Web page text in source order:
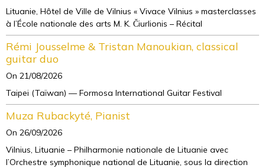
Lituanie, Hôtel de Ville de Vilnius « Vivace Vilnius » masterclasses
à l’École nationale des arts M. K. Čiurlionis – Récital
Rémi Jousselme & Tristan Manoukian, classical
guitar duo
On 21/08/2026
Taipei (Taïwan) — Formosa International Guitar Festival
Muza Rubackyté, Pianist
On 26/09/2026
Vilnius, Lituanie – Philharmonie nationale de Lituanie avec
l’Orchestre symphonique national de Lituanie, sous la direction